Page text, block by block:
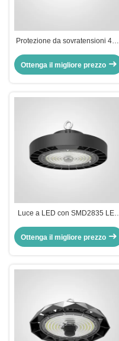
Protezione da sovratensioni 4KV
protocollo di controllo DALI2
Ottenga il migliore prezzo
Luce a LED con SMD2835 LED
9017 Finitura nera
Ottenga il migliore prezzo